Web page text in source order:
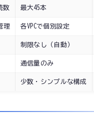
数 最大45本
理 各VPCで個別設定
制限なし（自動）
通信量のみ
少数・シンプルな構成